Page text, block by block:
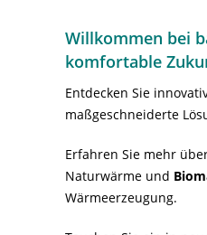
Willkommen bei
komfortable
Entdecken Sie
maßgeschneiderte
Erfahren Sie mehr
Naturwärme und
Wärmeerzeugung.